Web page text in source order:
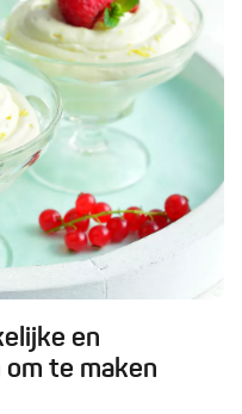
en
te maken